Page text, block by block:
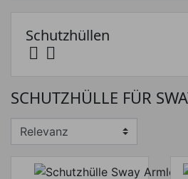
Preis von Preis bis
Schutzhüllen
 
SCHUTZHÜLLE FÜR